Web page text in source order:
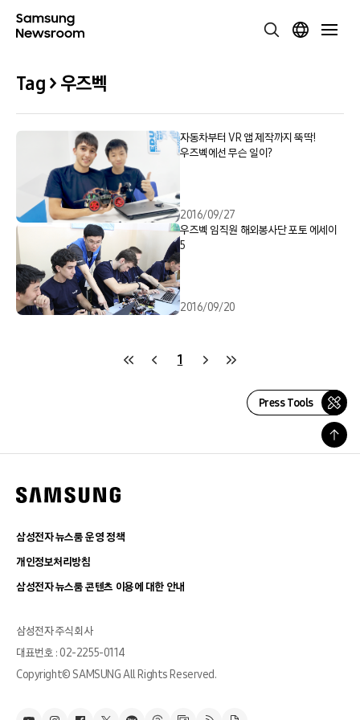
Tag > 우즈벡
자동차부터 VR 앱 제작까지 뚝딱!
우즈벡에선 무슨 일이?
2016/09/27
우즈벡 임직원 해외봉사단 포토 에세이
5
2016/09/20
1
Press Tools
삼성전자 뉴스룸 운영 정책
개인정보처리방침
삼성전자 뉴스룸 콘텐츠 이용에 대한 안내
삼성전자 주식회사
대표번호 : 02-2255-0114
Copyright© SAMSUNG All Rights Reserved.